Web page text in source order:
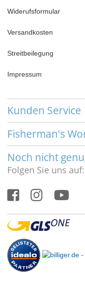
Widerufsformular
Versandkosten
Streitbeilegung
Impressum
Kunden Service
Fisherman's
Noch nicht
Folgen Sie uns auf: